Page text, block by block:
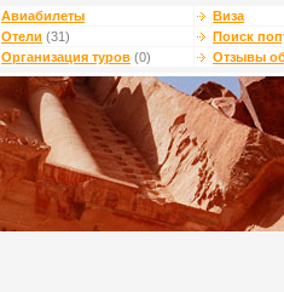
Авиабилеты Виза
Отели (31) Поиск
Организация туров (0) Отзывы